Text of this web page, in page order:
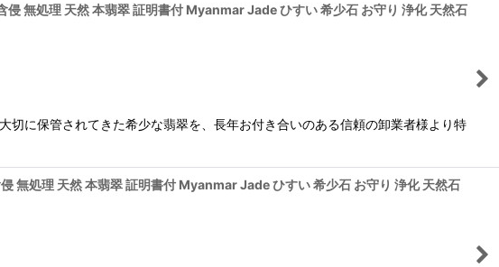
無処理 天然 本翡翠 証明書付 Myanmar Jade ひすい 希少石 お守り 浄化 天然石
に保管されてきた希少な翡翠を、長年お付き合いのある信頼の卸業者様より特
無処理 天然 本翡翠 証明書付 Myanmar Jade ひすい 希少石 お守り 浄化 天然石